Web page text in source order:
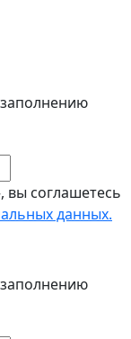
вы соглашетесь
данных.